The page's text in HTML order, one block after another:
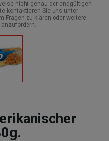
nicht genau der endgültigen
kontaktieren Sie uns unter
Fragen zu klären oder weitere
anzufordern.